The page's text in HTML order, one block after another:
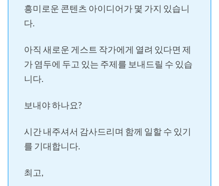
흥미로운 콘텐츠 아이디어가 몇 가지 있습니
다.
아직 새로운 게스트 작가에게 열려 있다면 제
가 염두에 두고 있는 주제를 보내드릴 수 있습
니다.
보내야 하나요?
시간 내주셔서 감사드리며 함께 일할 수 있기
를 기대합니다.
최고,